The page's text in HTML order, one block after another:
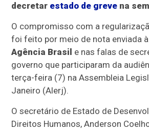
decretar estado de greve na
O compromisso com a
foi feito por meio de nota enviada
Agência Brasil e nas falas de
governo que participaram da
terça-feira (7) na Assembleia
Janeiro (Alerj).
O secretário de Estado de
Direitos Humanos, Anderson